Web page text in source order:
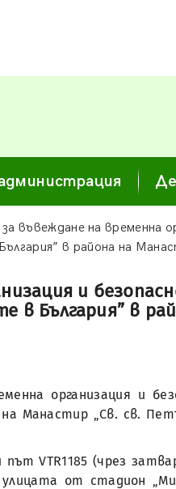
въвеждане на временна
в района на
и
в България” в
организация и
Манастир „Св. св.
VTR1185 (чрез
от стадион